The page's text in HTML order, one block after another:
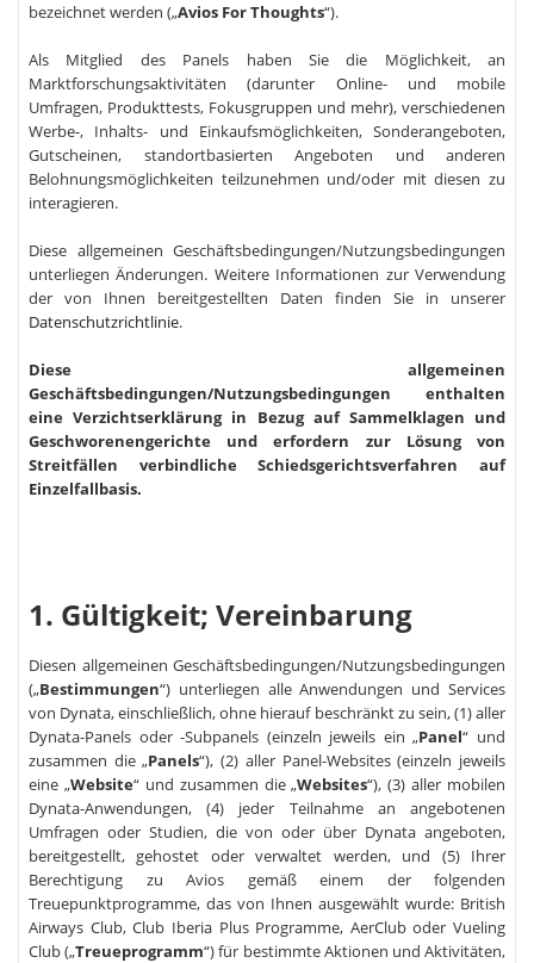
bezeichnet werden („Avios For Thoughts“).
Als Mitglied des Panels haben Sie die Möglichkeit, an
Marktforschungsaktivitäten (darunter Online- und mobile
Umfragen, Produkttests, Fokusgruppen und mehr), verschiedenen
Werbe-, Inhalts- und Einkaufsmöglichkeiten, Sonderangeboten,
Gutscheinen, standortbasierten Angeboten und anderen
Belohnungsmöglichkeiten teilzunehmen und/oder mit diesen zu
interagieren.
Diese allgemeinen Geschäftsbedingungen/Nutzungsbedingungen
unterliegen Änderungen. Weitere Informationen zur Verwendung
der von Ihnen bereitgestellten Daten finden Sie in unserer
Datenschutzrichtlinie.
Diese allgemeinen
Geschäftsbedingungen/Nutzungsbedingungen enthalten
eine Verzichtserklärung in Bezug auf Sammelklagen und
Geschworenengerichte und erfordern zur Lösung von
Streitfällen verbindliche Schiedsgerichtsverfahren auf
Einzelfallbasis.
1. Gültigkeit; Vereinbarung
Diesen allgemeinen Geschäftsbedingungen/Nutzungsbedingungen
(„Bestimmungen“) unterliegen alle Anwendungen und Services
von Dynata, einschließlich, ohne hierauf beschränkt zu sein, (1) aller
Dynata-Panels oder -Subpanels (einzeln jeweils ein „Panel“ und
zusammen die „Panels“), (2) aller Panel-Websites (einzeln jeweils
eine „Website“ und zusammen die „Websites“), (3) aller mobilen
Dynata-Anwendungen, (4) jeder Teilnahme an angebotenen
Umfragen oder Studien, die von oder über Dynata angeboten,
bereitgestellt, gehostet oder verwaltet werden, und (5) Ihrer
Berechtigung zu Avios gemäß einem der folgenden
Treuepunktprogramme, das von Ihnen ausgewählt wurde: British
Airways Club, Club Iberia Plus Programme, AerClub oder Vueling
Club („Treueprogramm“) für bestimmte Aktionen und Aktivitäten,